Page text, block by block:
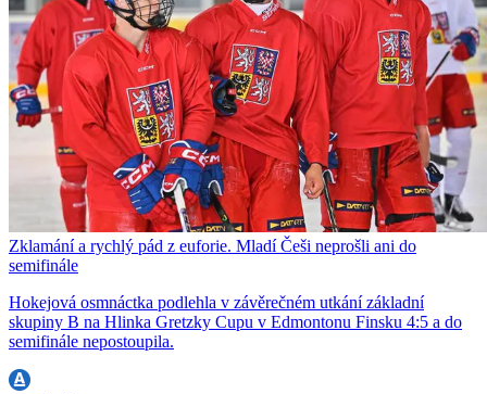
Zklamání a rychlý pád z euforie. Mladí Češi neprošli ani do
semifinále
Hokejová osmnáctka podlehla v závěrečném utkání základní
skupiny B na Hlinka Gretzky Cupu v Edmontonu Finsku 4:5 a do
semifinále nepostoupila.